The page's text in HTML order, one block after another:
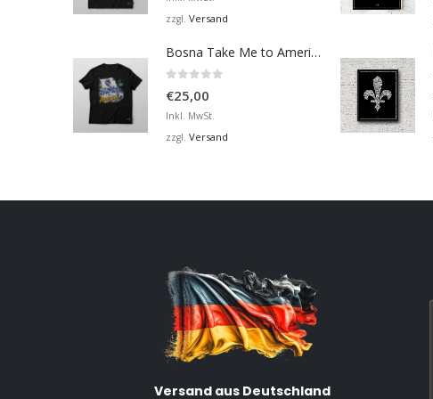
zzgl. Versand
Bosna Take Me to America Navijačka Majica 2
€25,00
Inkl. MwSt.
zzgl. Versand
Versand aus Deutschland